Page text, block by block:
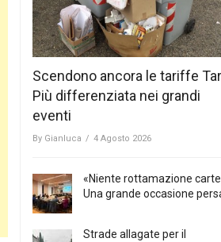
Scendono ancora le tariffe
Più differenziata nei grandi
eventi
By Gianluca / 4 Agosto 2026
«Niente rottamazione
Una grande occasione
Strade allagate per il